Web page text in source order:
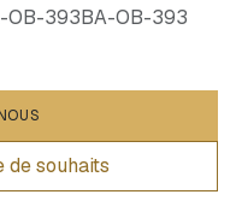
OB-393BA-OB-393
souhaits